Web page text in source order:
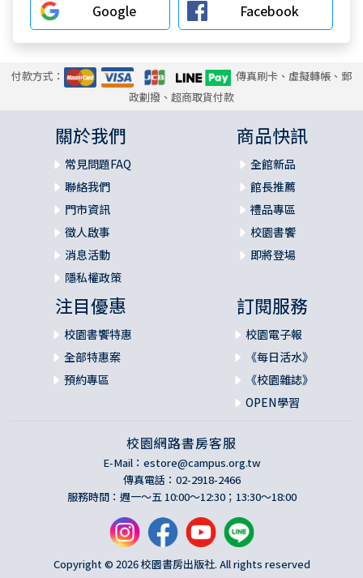
Google Facebook
付款方式：
傳真刷卡、虛擬轉帳、郵
政劃撥、超商取貨付款
關於我們
常見問題FAQ
聯絡我們
門市資訊
徵人啟事
消息活動
隱私權政策
商品快訊
全館新品
館長推薦
禮品專區
校園書饗
即將登場
注目優惠
校園書饗特惠
全部特惠案
預約專區
訂閱服務
校園電子報
《每日活水》
《校園雜誌》
OPEN學習
校園網路書房客服
E-Mail： estore@campus.org.tw
傳真電話：02-2918-2466
服務時間：週一～五 10:00～12:30；13:30～18:00
Copyright © 2026 校園書房出版社. All rights reserved